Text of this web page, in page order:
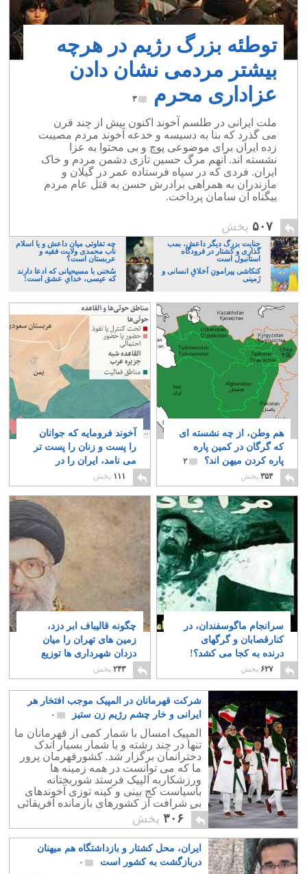
توطئه بزرگ رژیم در هرچه
بیشتر مردمی نشان دادن
عزاداری محرم
۳
ملت ایرانی در طلسم آخوند اکنون بیش از چند قرن
می گذرد که بنا به دسیسه و خدعه آخوند مردم مصیبت
زده ایران برای موضوعی پوچ و بی محتوا به عزا
نشسته اند. آنهم مرگ حسین تازی دشمن مردم و خاک
ایران. فردی که در سپاه فرستاده عمر در گیلان و
مازندران به همراهی برادرش حسن به قتل عام مردم
بیگناه آن سامان پرداخت.
۵۰۷ پخش
جنایت بزرگ دیگر داعش، بمب
گذاری و کشتار در فرودگاه
استانبول است
چه تفاوتی میان داعش و یا اسلام
ناب محمدی ولایت فقیه و
عربستان است؟
کنکاشی پیرامونِ اَخلاقِ انسانی و
زَمینی
سُخنی با مسیحیانی که ادعا دارند
که عیسی، خدایِ عشق است!
هم وطن، از چه نشسته ای
که گرگان در کمین پاره
پاره کردن میهن اند؟
۲
۳۵۴ پخش
آخوند فرومایه که جوانان
را پست و زنان را پست تر
می نامد، ایران را در
آستانه جنگ با همسایگان
عرب قرار داده
۲
۱۱۱ پخش
سرانجام ماگوسفندان، در
کنارقصابان و گرگهای
درنده به کجا می کشد؟!
۳
۶۲۷ پخش
چگونه قالیباف ابر دزد،
زمین های تهران را میان
دزدان شهرداری ها توزیع
کرد؟!
۲۴۳ پخش
شرکت قهرمانان در المپیک موجب افتخار هر
ایرانی و خار چشم رژیم زن ستیز
۰
المپیک امسال با شمار کمی از قهرمانان ما
تنها در چند رشته و با شمار بسیار اندک
دخترانمان برگزار شد. کشورقهرمان پرور
ما که می توانست در همه زمینه ها
ورزشکاربه الپیک فرستد شوربختانه
باسیاست کج بینی و کینه توزی آخوندهای
بی شرافت از کشورهای بازمانده آفریقائی
و آسیائی پست تر و عقب مانده تر ماند.
۳۰۶ پخش
ایران، محل کشتار و بازداشتگاه هم میهنان
دربازگشت به کشور است
۰